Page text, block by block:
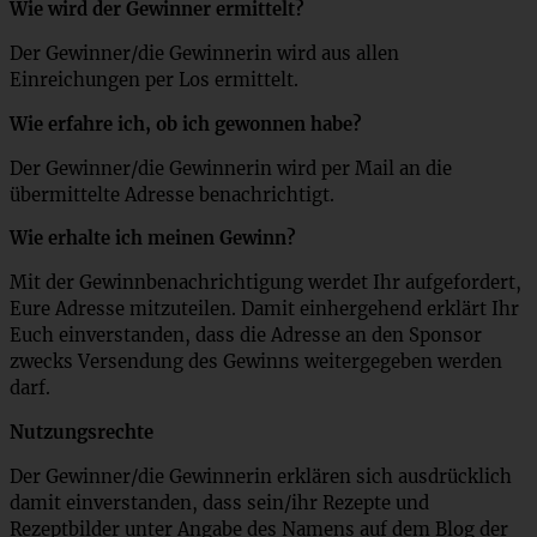
Wie wird der Gewinner ermittelt?
Der Gewinner/die Gewinnerin wird aus allen
Einreichungen per Los ermittelt.
Wie erfahre ich, ob ich gewonnen habe?
Der Gewinner/die Gewinnerin wird per Mail an die
übermittelte Adresse benachrichtigt.
Wie erhalte ich meinen Gewinn?
Mit der Gewinnbenachrichtigung werdet Ihr aufgefordert,
Eure Adresse mitzuteilen. Damit einhergehend erklärt Ihr
Euch einverstanden, dass die Adresse an den Sponsor
zwecks Versendung des Gewinns weitergegeben werden
darf.
Nutzungsrechte
Der Gewinner/die Gewinnerin erklären sich ausdrücklich
damit einverstanden, dass sein/ihr Rezepte und
Rezeptbilder unter Angabe des Namens auf dem Blog der